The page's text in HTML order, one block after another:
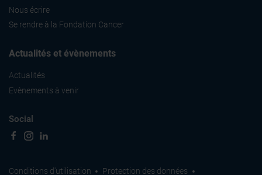
Nous écrire
Se rendre à la Fondation Cancer
Actualités et évènements
Actualités
Evènements à venir
Social
Conditions d'utilisation Protection des données